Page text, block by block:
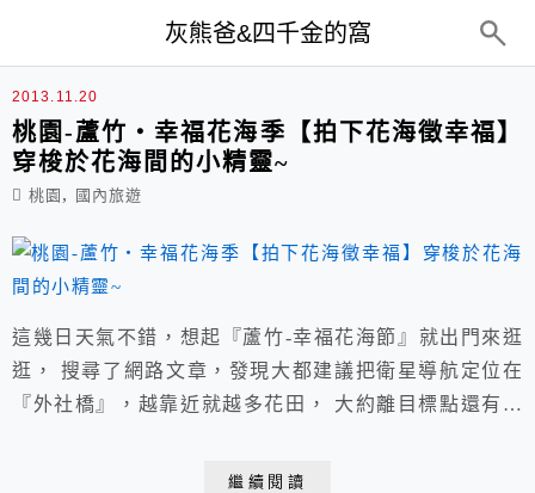
灰熊爸&四千金的窩
拍下花海徵幸福
2013.11.20
桃園-蘆竹‧幸福花海季【拍下花海徵幸福】
穿梭於花海間的小精靈~
桃園 , 國內旅遊
這幾日天氣不錯，想起『蘆竹-幸福花海節』就出門來逛
逛， 搜尋了網路文章，發現大都建議把衛星導航定位在
『外社橋』，越靠近就越多花田， 大約離目標點還有一
繼續閱讀